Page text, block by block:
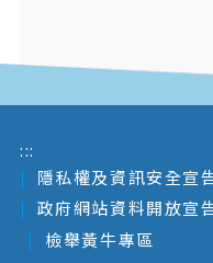
:::
隱私權及資訊安全宣
政府網站資料開放宣
檢舉黃牛專區